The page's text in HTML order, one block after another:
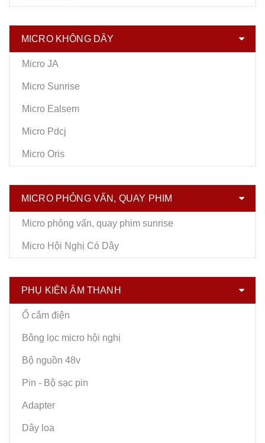
MICRO KHÔNG DÂY
Micro JA
Micro Sunrise
Micro Ealsem
Micro Pdcj
Micro Oris
MICRO PHỎNG VẤN, QUAY PHIM
Micro phỏng vấn, quay phim sunrise
Micro Hội Nghị Có Dây
PHỤ KIỆN ÂM THANH
Ổ cắm điện
Bông lọc micro hội nghị
Bộ nguồn 48v
Pin - Bộ sạc pin
Adapter
Dây loa